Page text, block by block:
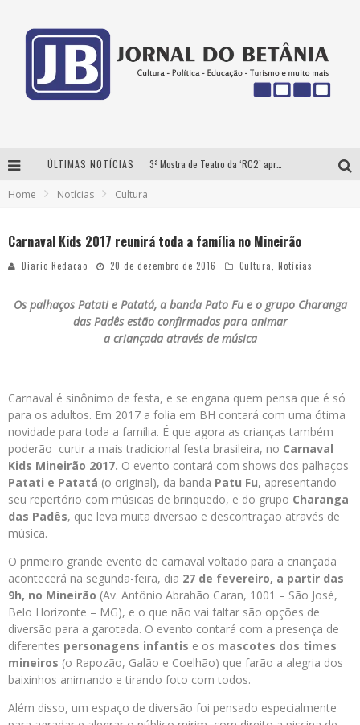
ÚLTIMAS NOTÍCIAS 3ª Mostra de Teatro da ‘RC2’ apresenta ‘seis espetáculos’ imperdíveis para o público ‘infantil e adulto’ assistir no conforto de casa pelo canal do Youtube
‘AS NOITES MAL DORMIDAS DE CAIO JOCHEM’ é a nova obra do escritor mineiro Raphael Juliano
Home Notícias Cultura
Carnaval Kids 2017 reunirá toda a família no Mineirão
Diario Redacao 20 de dezembro de 2016 Cultura Notícias
Os palhaços Patati e Patatá, a banda Pato Fu e o grupo Charanga
das Padês estão confirmados para animar
a criançada através de música
Carnaval é sinônimo de festa, e se engana quem pensa que é só
para os adultos. Em 2017 a folia em BH contará com uma ótima
novidade para toda a família. É que agora as crianças também
poderão curtir a mais tradicional festa brasileira, no Carnaval
Kids Mineirão 2017. O evento contará com shows dos palhaços
Patati e Patatá (o original), da banda Patu Fu, apresentando
seu repertório com músicas de brinquedo, e do grupo Charanga
das Padês, que leva muita diversão e descontração através de
música.
O primeiro grande evento de carnaval voltado para a criançada
acontecerá na segunda-feira, dia 27 de fevereiro, a partir das
9h, no Mineirão (Av. Antônio Abrahão Caran, 1001 – São José,
Belo Horizonte – MG), e o que não vai faltar são opções de
diversão para a garotada. O evento contará com a presença de
diferentes personagens infantis e os mascotes dos times
mineiros (o Rapozão, Galão e Coelhão) que farão a alegria dos
baixinhos animando e tirando foto com todos.
Além disso, um espaço de diversão foi pensado especialmente